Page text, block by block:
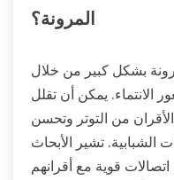
المرونة؟
بشكل كبير من خلال
الانتماء. يمكن أن تقلل
الأقران من التوتر وتحسن
الشبابية. تشير الأبحاث
اتصالات قوية مع أقرانهم